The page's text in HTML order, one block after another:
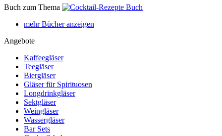
Buch zum Thema
mehr Bücher anzeigen
Angebote
Kaffeegläser
Teegläser
Biergläser
Gläser für Spirituosen
Longdrinkgläser
Sektgläser
Weingläser
Wassergläser
Bar Sets